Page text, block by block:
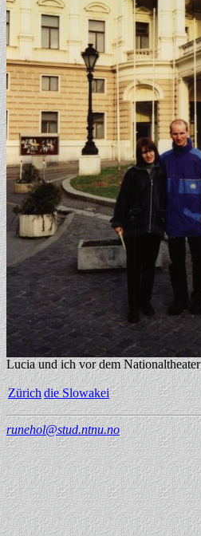
Lucia und ich vor dem Nationaltheater
Zürichdie Slowakei
runehol@stud.ntnu.no